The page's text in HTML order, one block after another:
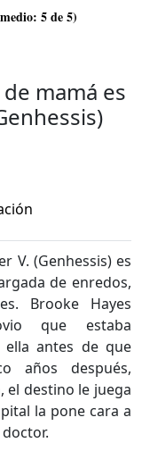
5de 5)
mamá es
V. (Genhessis) es
de enredos,
Brooke Hayes
que estaba
antes de que
años después,
el destino le juega
la pone cara a